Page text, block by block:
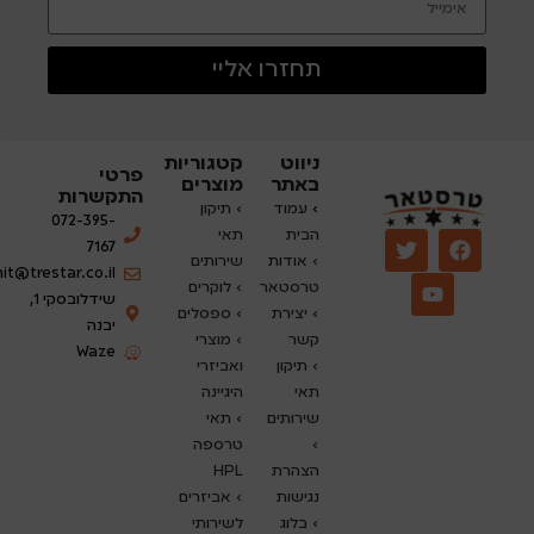
תחזרו אליי
ניווט
באתר
› עמוד
הבית
› אודות
טרסטאר
› יצירת
קשר
› תיקון
תאי
שירותים
›
הצהרת
נגישות
› בלוג
קטגוריות
מוצרים
› תיקון
תאי
שירותים
›לוקרים
› ספסלים
› מוצרי
ואביזרי
היגיינה
› תאי
טרספה
HPL
› אביזרים
לשירותי
פרטי
התקשרות
072-395-
7167
שידלובסקי 1,
יבנה
Waze